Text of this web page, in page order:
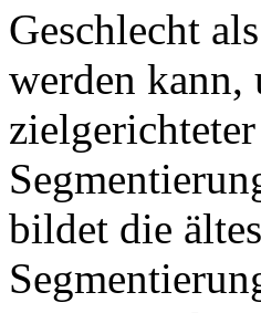
Geschlecht
werden
bildet die